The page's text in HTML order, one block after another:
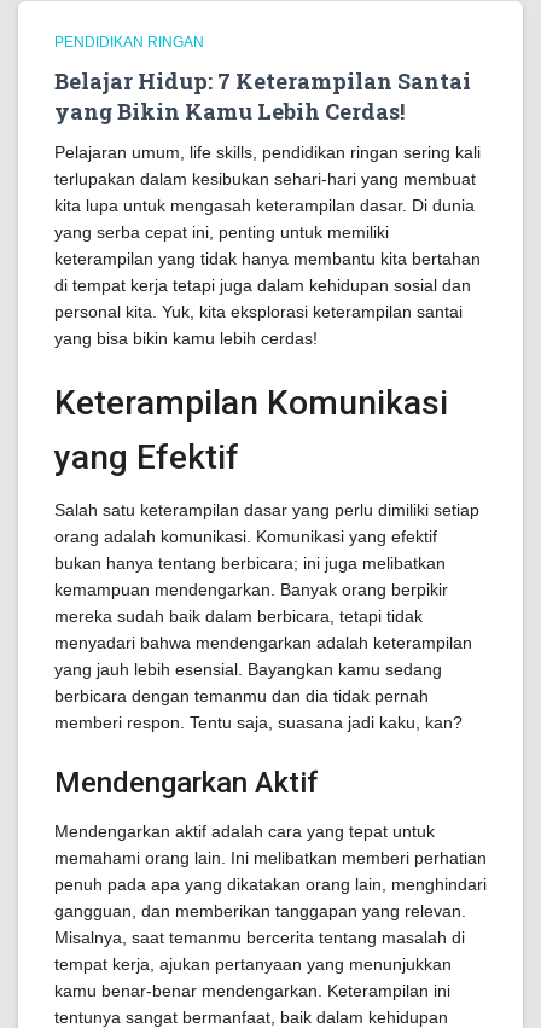
PENDIDIKAN RINGAN
Belajar Hidup: 7 Keterampilan Santai
yang Bikin Kamu Lebih Cerdas!
Pelajaran umum, life skills, pendidikan ringan sering kali
terlupakan dalam kesibukan sehari-hari yang membuat
kita lupa untuk mengasah keterampilan dasar. Di dunia
yang serba cepat ini, penting untuk memiliki
keterampilan yang tidak hanya membantu kita bertahan
di tempat kerja tetapi juga dalam kehidupan sosial dan
personal kita. Yuk, kita eksplorasi keterampilan santai
yang bisa bikin kamu lebih cerdas!
Keterampilan Komunikasi
yang Efektif
Salah satu keterampilan dasar yang perlu dimiliki setiap
orang adalah komunikasi. Komunikasi yang efektif
bukan hanya tentang berbicara; ini juga melibatkan
kemampuan mendengarkan. Banyak orang berpikir
mereka sudah baik dalam berbicara, tetapi tidak
menyadari bahwa mendengarkan adalah keterampilan
yang jauh lebih esensial. Bayangkan kamu sedang
berbicara dengan temanmu dan dia tidak pernah
memberi respon. Tentu saja, suasana jadi kaku, kan?
Mendengarkan Aktif
Mendengarkan aktif adalah cara yang tepat untuk
memahami orang lain. Ini melibatkan memberi perhatian
penuh pada apa yang dikatakan orang lain, menghindari
gangguan, dan memberikan tanggapan yang relevan.
Misalnya, saat temanmu bercerita tentang masalah di
tempat kerja, ajukan pertanyaan yang menunjukkan
kamu benar-benar mendengarkan. Keterampilan ini
tentunya sangat bermanfaat, baik dalam kehidupan